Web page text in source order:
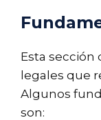
Esta
legales que
Algunos
son: